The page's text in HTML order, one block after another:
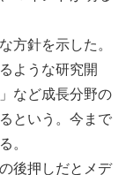
方針を示した。
ような研究開
など成長分野の
という。今まで
。
後押しだとメデ